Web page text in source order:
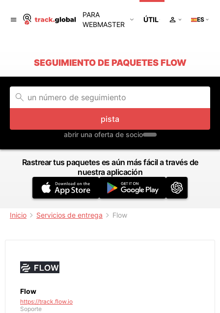
PARA
WEBMASTER
ÚTIL ES
SEGUIMIENTO DE PAQUETES FLOW
pista
abrir una oferta de socio
Rastrear tus paquetes es aún más fácil a través de
nuestra aplicación
Inicio Servicios de entrega Flow
Flow
https://track.flow.io
Soporte